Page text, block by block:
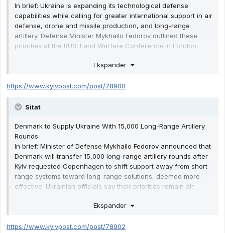
In brief: Ukraine is expanding its technological defense
capabilities while calling for greater international support in air
defense, drone and missile production, and long-range
artillery. Defense Minister Mykhailo Fedorov outlined these
priorities at the RUSI Land Warfare Conference in London,
allied cooperation and funding, he said, are essential to
Ekspander
https://www.kyivpost.com/post/78900
Sitat
Denmark to Supply Ukraine With 15,000 Long-Range Artillery
Rounds
In brief: Minister of Defense Mykhailo Fedorov announced that
Denmark will transfer 15,000 long-range artillery rounds after
Kyiv requested Copenhagen to shift support away from short-
range systems toward long-range solutions, deemed more
effective. Ukrainian officials say their priorities remain air
ammunition is vital as drone “kill zones” expand along the
Ukraine, with Kyiv praising Denmark’s swift response.
Ekspander
https://www.kyivpost.com/post/78902